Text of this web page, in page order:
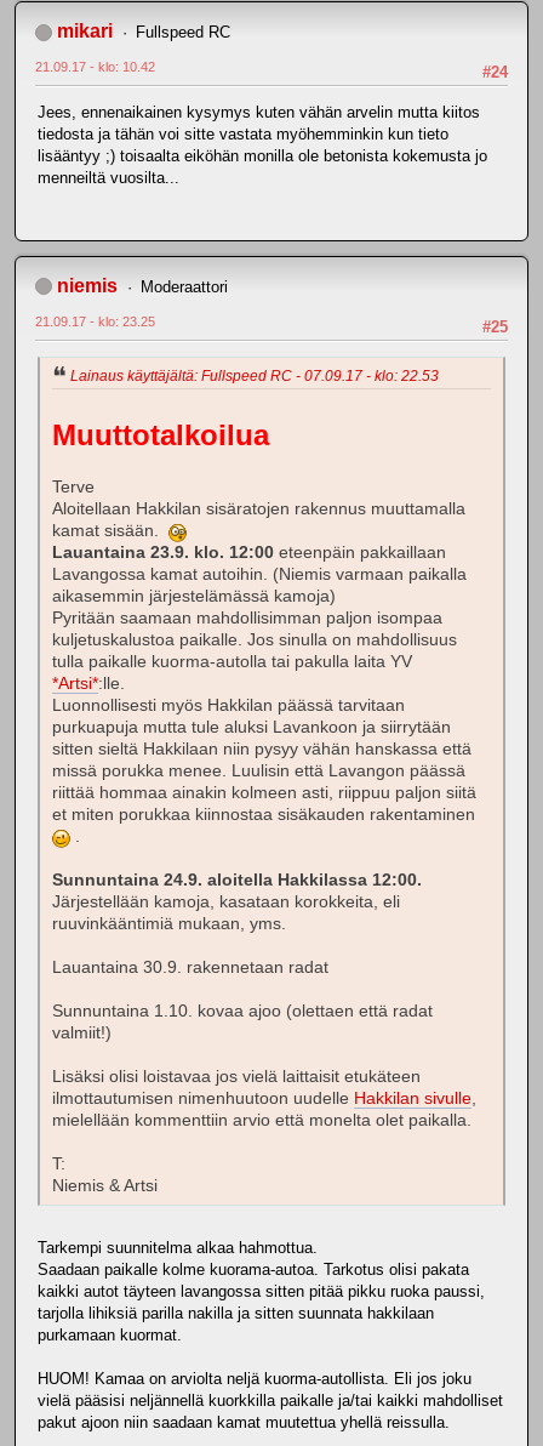
mikari Fullspeed RC
#24
21.09.17 - klo: 10.42
Jees, ennenaikainen kysymys kuten vähän arvelin mutta kiitos
tiedosta ja tähän voi sitte vastata myöhemminkin kun tieto
lisääntyy ;) toisaalta eiköhän monilla ole betonista kokemusta jo
menneiltä vuosilta...
niemis Moderaattori
#25
21.09.17 - klo: 23.25
Lainaus käyttäjältä: Fullspeed RC - 07.09.17 - klo: 22.53
Muuttotalkoilua
Terve
Aloitellaan Hakkilan sisäratojen rakennus muuttamalla
kamat sisään.
Lauantaina 23.9. klo. 12:00 eteenpäin pakkaillaan
Lavangossa kamat autoihin. (Niemis varmaan paikalla
aikasemmin järjestelämässä kamoja)
Pyritään saamaan mahdollisimman paljon isompaa
kuljetuskalustoa paikalle. Jos sinulla on mahdollisuus
tulla paikalle kuorma-autolla tai pakulla laita YV
*Artsi*:lle.
Luonnollisesti myös Hakkilan päässä tarvitaan
purkuapuja mutta tule aluksi Lavankoon ja siirrytään
sitten sieltä Hakkilaan niin pysyy vähän hanskassa että
missä porukka menee. Luulisin että Lavangon päässä
riittää hommaa ainakin kolmeen asti, riippuu paljon siitä
et miten porukkaa kiinnostaa sisäkauden rakentaminen
Sunnuntaina 24.9. aloitella Hakkilassa 12:00.
Järjestellään kamoja, kasataan korokkeita, eli
ruuvinkääntimiä mukaan, yms.
Lauantaina 30.9. rakennetaan radat
Sunnuntaina 1.10. kovaa ajoo (olettaen että radat
valmiit!)
Lisäksi olisi loistavaa jos vielä laittaisit etukäteen
ilmottautumisen nimenhuutoon uudelle Hakkilan sivulle
mielellään kommenttiin arvio että monelta olet paikalla.
T:
Niemis & Artsi
Tarkempi suunnitelma alkaa hahmottua.
Saadaan paikalle kolme kuorama-autoa. Tarkotus olisi pakata
kaikki autot täyteen lavangossa sitten pitää pikku ruoka paussi,
tarjolla lihiksiä parilla nakilla ja sitten suunnata hakkilaan
purkamaan kuormat.
HUOM! Kamaa on arviolta neljä kuorma-autollista. Eli jos joku
vielä pääsisi neljännellä kuorkkilla paikalle ja/tai kaikki mahdolliset
pakut ajoon niin saadaan kamat muutettua yhellä reissulla.